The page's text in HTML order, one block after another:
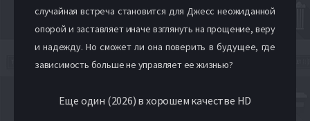
случайная встреча становится для Джесс неожиданной
опорой и заставляет иначе взглянуть на прощение, веру
и надежду. Но сможет ли она поверить в будущее, где
зависимость больше не управляет ее жизнью?
Еще один (2026) в хорошем качестве HD